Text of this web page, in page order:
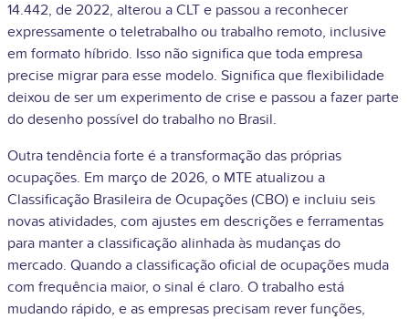
14.442, de 2022, alterou a CLT e passou a reconhecer
expressamente o teletrabalho ou trabalho remoto, inclusive
em formato híbrido. Isso não significa que toda empresa
precise migrar para esse modelo. Significa que flexibilidade
deixou de ser um experimento de crise e passou a fazer parte
do desenho possível do trabalho no Brasil.
Outra tendência forte é a transformação das próprias
ocupações. Em março de 2026, o MTE atualizou a
Classificação Brasileira de Ocupações (CBO) e incluiu seis
novas atividades, com ajustes em descrições e ferramentas
para manter a classificação alinhada às mudanças do
mercado. Quando a classificação oficial de ocupações muda
com frequência maior, o sinal é claro. O trabalho está
mudando rápido, e as empresas precisam rever funções,